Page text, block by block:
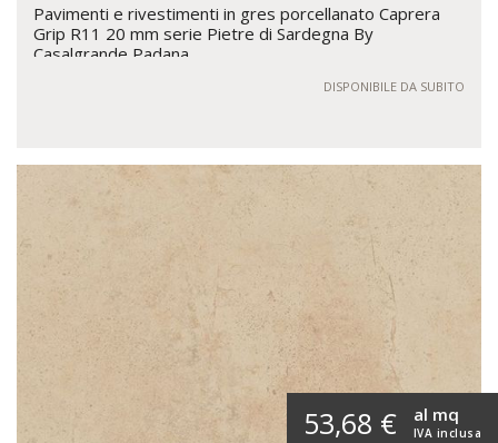
Pavimenti e rivestimenti in gres porcellanato Caprera
Grip R11 20 mm serie Pietre di Sardegna By
Casalgrande Padana
DISPONIBILE DA SUBITO
53,68 € IVA inclusa
al mq